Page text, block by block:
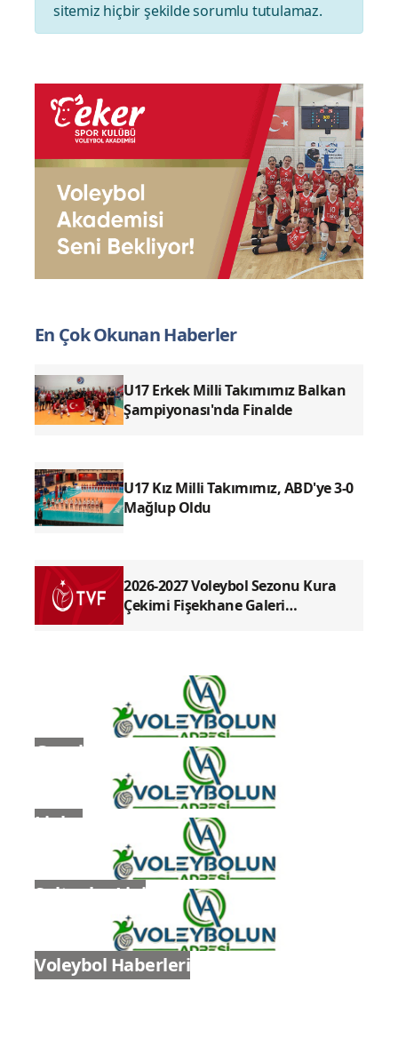
sitemiz hiçbir şekilde sorumlu tutulamaz.
En Çok Okunan Haberler
U17 Erkek Milli Takımımız Balkan
Şampiyonası'nda Finalde
U17 Kız Milli Takımımız, ABD'ye 3-0
Mağlup Oldu
2026-2027 Voleybol Sezonu Kura
Çekimi Fişekhane Galeri
Genel
Ligler
Sultanlar Ligi
Voleybol Haberleri